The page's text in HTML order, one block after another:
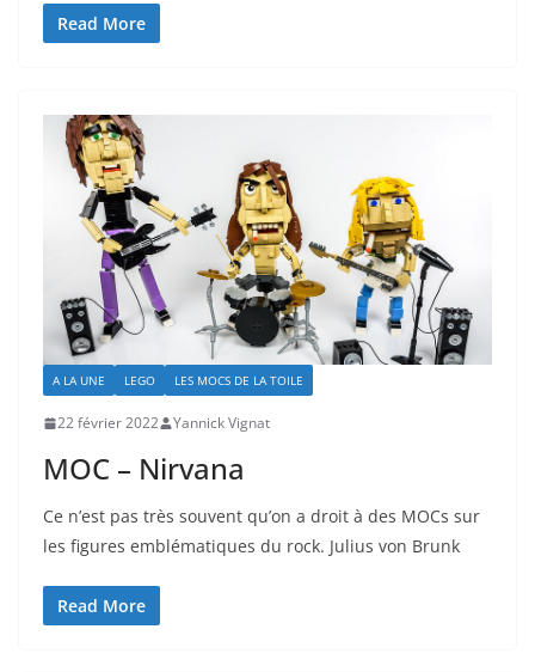
Read More
A LA UNE LEGO LES MOCS DE LA TOILE
22 février 2022 Yannick Vignat
MOC – Nirvana
Ce n’est pas très souvent qu’on a droit à des MOCs sur
les figures emblématiques du rock. Julius von Brunk
Read More